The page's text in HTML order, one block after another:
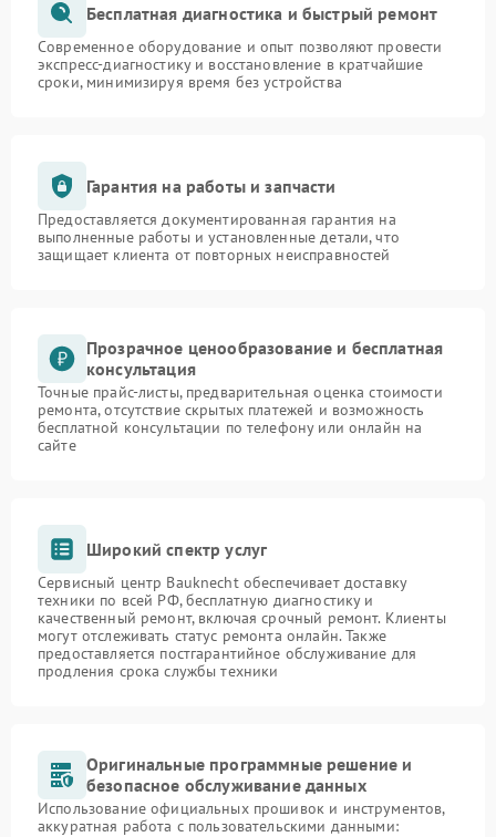
Бесплатная диагностика и быстрый ремонт
Современное оборудование и опыт позволяют провести
экспресс-диагностику и восстановление в кратчайшие
сроки, минимизируя время без устройства
Гарантия на работы и запчасти
Предоставляется документированная гарантия на
выполненные работы и установленные детали, что
защищает клиента от повторных неисправностей
Прозрачное ценообразование и бесплатная
консультация
Точные прайс-листы, предварительная оценка стоимости
ремонта, отсутствие скрытых платежей и возможность
бесплатной консультации по телефону или онлайн на
сайте
Широкий спектр услуг
Сервисный центр Bauknecht обеспечивает доставку
техники по всей РФ, бесплатную диагностику и
качественный ремонт, включая срочный ремонт. Клиенты
могут отслеживать статус ремонта онлайн. Также
предоставляется постгарантийное обслуживание для
продления срока службы техники
Оригинальные программные решение и
безопасное обслуживание данных
Использование официальных прошивок и инструментов,
аккуратная работа с пользовательскими данными: